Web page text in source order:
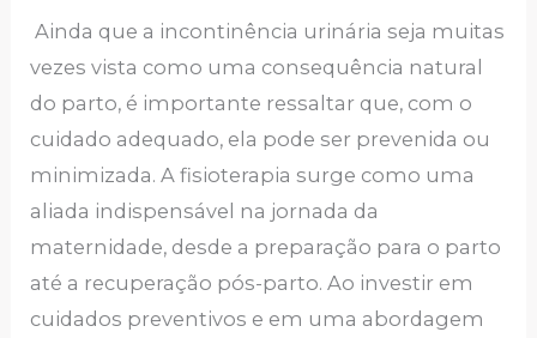
Ainda que a incontinência urinária seja muitas
vezes vista como uma consequência natural
do parto, é importante ressaltar que, com o
cuidado adequado, ela pode ser prevenida ou
minimizada. A fisioterapia surge como uma
aliada indispensável na jornada da
maternidade, desde a preparação para o parto
até a recuperação pós-parto. Ao investir em
cuidados preventivos e em uma abordagem